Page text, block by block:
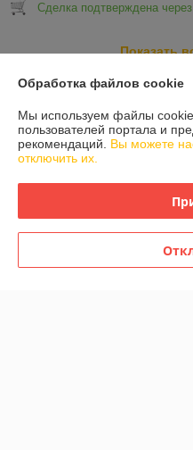
Сделка подтверждена через
Показать
О нас
Контакты
График работы
Обработка файлов cookie
Мы используем файлы
пользователей портала и
рекомендаций. Вы можете
отключить их.